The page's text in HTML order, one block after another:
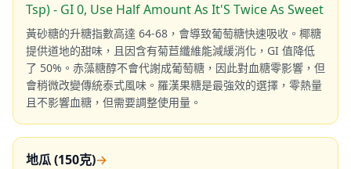
Tsp) - GI 0, Use Half Amount As It'S Twice As Sweet
黃砂糖的升糖指數高達 64-68，會導致葡萄糖快速吸收。椰糖
提供道地的甜味，且因含有菊苣纖維能減緩消化，GI 值降低
了 50%。赤藻糖醇不會代謝成葡萄糖，因此對血糖零影響，但
會稍微改變傳統泰式風味。羅漢果糖是最強效的選擇，零熱量
且不影響血糖，但需要調整使用量。
地瓜 (150克)→